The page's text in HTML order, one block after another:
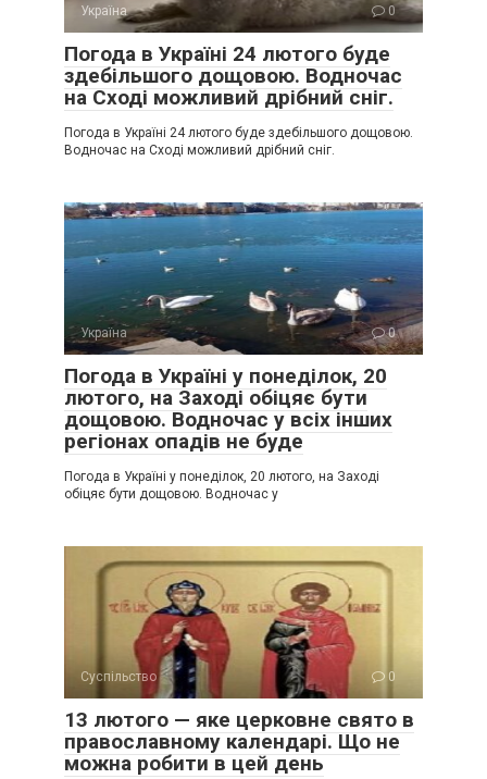
Україна 0
Погода в Україні 24 лютого буде
здебільшого дощовою. Водночас
на Сході можливий дрібний сніг.
Погода в Україні 24 лютого буде здебільшого дощовою.
Водночас на Сході можливий дрібний сніг.
Україна 0
Погода в Україні у понеділок, 20
лютого, на Заході обіцяє бути
дощовою. Водночас у всіх інших
регіонах опадів не буде
Погода в Україні у понеділок, 20 лютого, на Заході
обіцяє бути дощовою. Водночас у
Суспільство 0
13 лютого — яке церковне свято в
православному календарі. Що не
можна робити в цей день